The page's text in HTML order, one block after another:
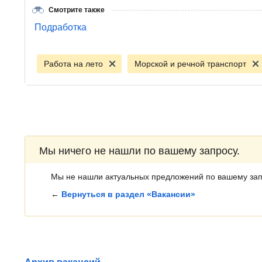
Смотрите также
Подработка
Работа на лето Морской и речной транспорт
Мы ничего не нашли по вашему запросу.
Мы не нашли актуальных предложений по вашему
← Вернуться в раздел «Вакансии»